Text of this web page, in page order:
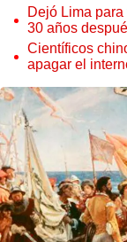
Dejó Lima
30 años
sorprendente
Científicos
apagar el